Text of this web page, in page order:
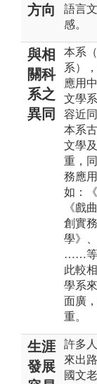
方向
語言
感。
與相
關科
系之
異同
本系
系）
應用
文學
容近
本系
文學
重，
務應
如：
《戲
創實
學》
……等
此較
學系
面廣
重。
生涯
發展
許多
來出
國文